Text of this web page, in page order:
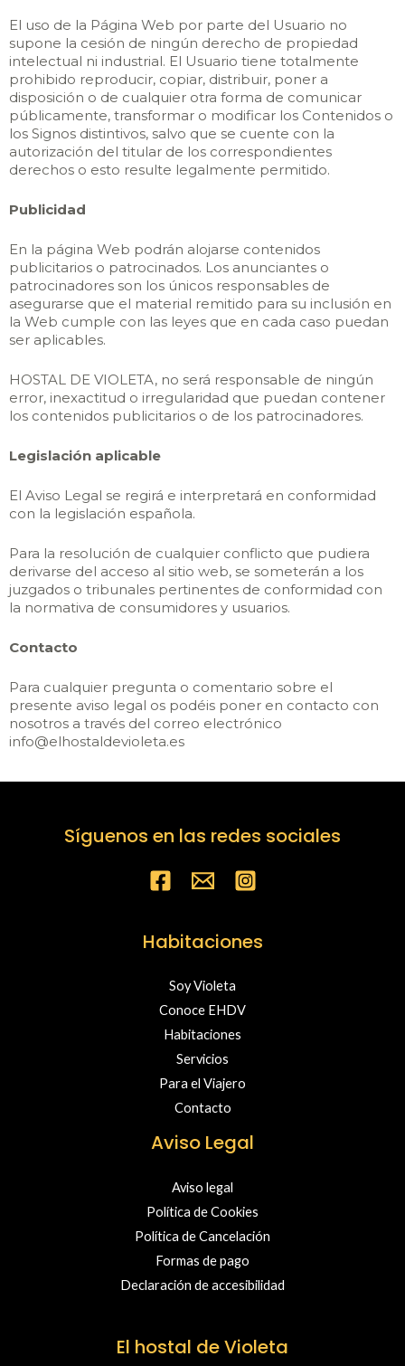
El uso de la Página Web por parte del Usuario no
supone la cesión de ningún derecho de propiedad
intelectual ni industrial. El Usuario tiene totalmente
prohibido reproducir, copiar, distribuir, poner a
disposición o de cualquier otra forma de comunicar
públicamente, transformar o modificar los Contenidos o
los Signos distintivos, salvo que se cuente con la
autorización del titular de los correspondientes
derechos o esto resulte legalmente permitido.
Publicidad
En la página Web podrán alojarse contenidos
publicitarios o patrocinados. Los anunciantes o
patrocinadores son los únicos responsables de
asegurarse que el material remitido para su inclusión en
la Web cumple con las leyes que en cada caso puedan
ser aplicables.
HOSTAL DE VIOLETA, no será responsable de ningún
error, inexactitud o irregularidad que puedan contener
los contenidos publicitarios o de los patrocinadores.
Legislación aplicable
El Aviso Legal se regirá e interpretará en conformidad
con la legislación española.
Para la resolución de cualquier conflicto que pudiera
derivarse del acceso al sitio web, se someterán a los
juzgados o tribunales pertinentes de conformidad con
la normativa de consumidores y usuarios.
Contacto
Para cualquier pregunta o comentario sobre el
presente aviso legal os podéis poner en contacto con
nosotros a través del correo electrónico
info@elhostaldevioleta.es
Síguenos en las redes sociales
Habitaciones
Soy Violeta
Conoce EHDV
Habitaciones
Servicios
Para el Viajero
Contacto
Aviso Legal
Aviso legal
Política de Cookies
Política de Cancelación
Formas de pago
Declaración de accesibilidad
El hostal de Violeta